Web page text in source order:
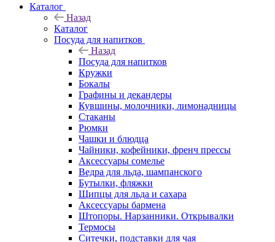
Каталог
Назад
Каталог
Посуда для напитков
Назад
Посуда для напитков
Кружки
Бокалы
Графины и декандеры
Кувшины, молочники, лимонадницы
Стаканы
Рюмки
Чашки и блюдца
Чайники, кофейники, френч прессы
Аксессуары сомелье
Ведра для льда, шампанского
Бутылки, фляжки
Щипцы для льда и сахара
Аксессуары бармена
Штопоры. Нарзанники. Открывалки
Термосы
Ситечки, подставки для чая